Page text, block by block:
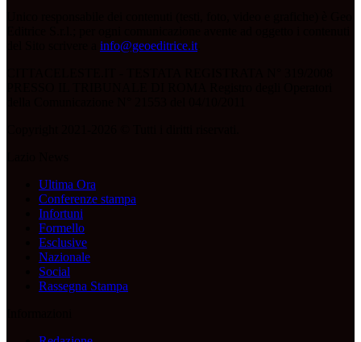
info@geoeditrice.it
Ultima Ora
Conferenze stampa
Infortuni
Formello
Esclusive
Nazionale
Social
Rassegna Stampa